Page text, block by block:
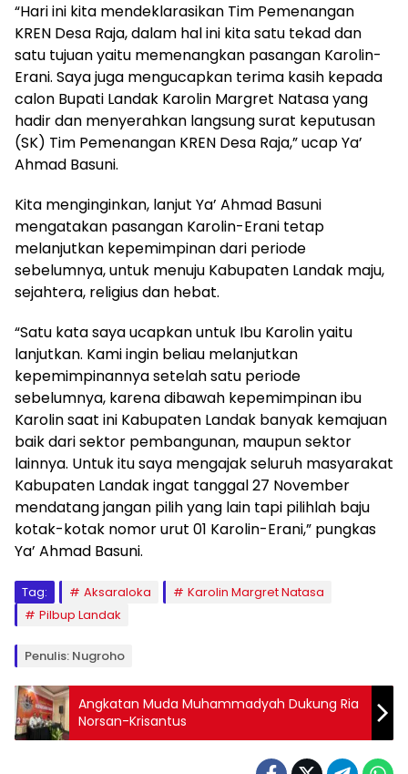
“Hari ini kita mendeklarasikan Tim Pemenangan
KREN Desa Raja, dalam hal ini kita satu tekad dan
satu tujuan yaitu memenangkan pasangan Karolin-
Erani. Saya juga mengucapkan terima kasih kepada
calon Bupati Landak Karolin Margret Natasa yang
hadir dan menyerahkan langsung surat keputusan
(SK) Tim Pemenangan KREN Desa Raja,” ucap Ya’
Ahmad Basuni.
Kita menginginkan, lanjut Ya’ Ahmad Basuni
mengatakan pasangan Karolin-Erani tetap
melanjutkan kepemimpinan dari periode
sebelumnya, untuk menuju Kabupaten Landak maju,
sejahtera, religius dan hebat.
“Satu kata saya ucapkan untuk Ibu Karolin yaitu
lanjutkan. Kami ingin beliau melanjutkan
kepemimpinannya setelah satu periode
sebelumnya, karena dibawah kepemimpinan ibu
Karolin saat ini Kabupaten Landak banyak kemajuan
baik dari sektor pembangunan, maupun sektor
lainnya. Untuk itu saya mengajak seluruh masyarakat
Kabupaten Landak ingat tanggal 27 November
mendatang jangan pilih yang lain tapi pilihlah baju
kotak-kotak nomor urut 01 Karolin-Erani,” pungkas
Ya’ Ahmad Basuni.
Tag: Aksaraloka
Karolin Margret Natasa
Pilbup Landak
Penulis: Nugroho
Angkatan Muda Muhammadyah Dukung Ria
Norsan-Krisantus